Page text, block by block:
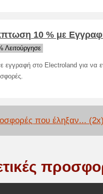
10 % με
Λειτούργησε
εγγραφή στο Electroland για να
που έληξαν... (2x)